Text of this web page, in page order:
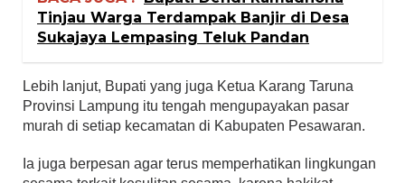
Tinjau Warga Terdampak Banjir di Desa
Sukajaya Lempasing Teluk Pandan
Lebih lanjut, Bupati yang juga Ketua Karang Taruna
Provinsi Lampung itu tengah mengupayakan pasar
murah di setiap kecamatan di Kabupaten Pesawaran.
Ia juga berpesan agar terus memperhatikan lingkungan